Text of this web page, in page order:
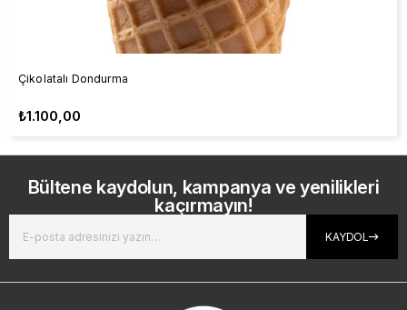
Çikolatalı Dondurma
₺1.100,00
Bültene kaydolun, kampanya ve yenilikleri
kaçırmayın!
KAYDOL